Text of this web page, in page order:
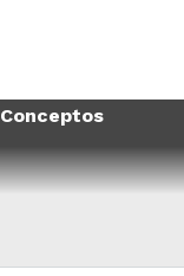
Conceptos